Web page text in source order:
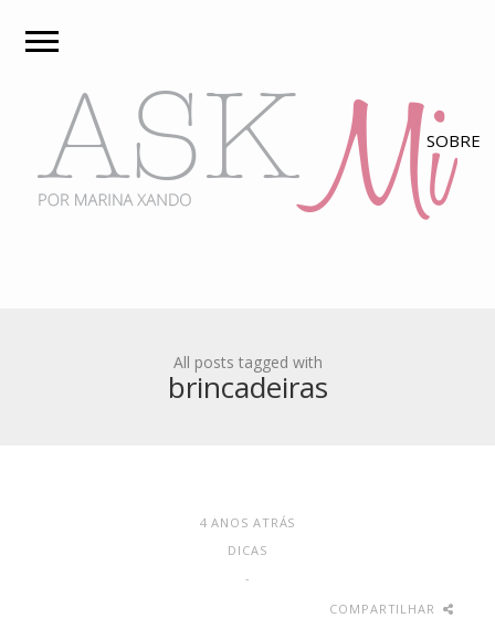
All posts tagged with
brincadeiras
4 ANOS ATRÁS
DICAS
-
COMPARTILHAR